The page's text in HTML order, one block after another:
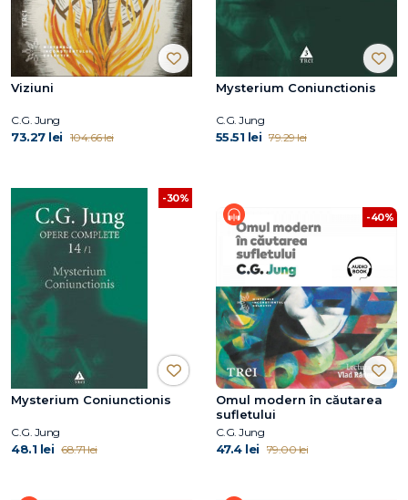
Viziuni
C.G. Jung
73.27 lei 104.66 lei
Mysterium Coniunctionis
C.G. Jung
55.51 lei 79.29 lei
-30%
Mysterium Coniunctionis
C.G. Jung
48.1 lei 68.71 lei
-40%
Omul modern în căutarea
sufletului
C.G. Jung
47.4 lei 79.00 lei